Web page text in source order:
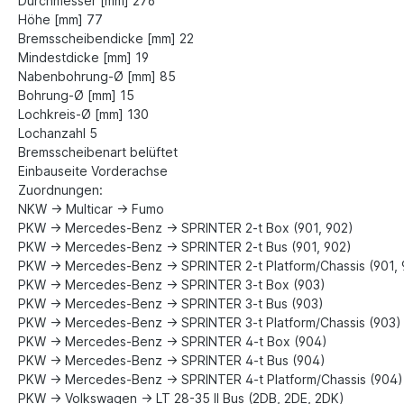
Höhe [mm] 77
Bremsscheibendicke [mm] 22
Mindestdicke [mm] 19
Nabenbohrung-Ø [mm] 85
Bohrung-Ø [mm] 15
Lochkreis-Ø [mm] 130
Lochanzahl 5
Bremsscheibenart belüftet
Einbauseite Vorderachse
Zuordnungen:
NKW -> Multicar -> Fumo
PKW -> Mercedes-Benz -> SPRINTER 2-t Box (901, 902)
PKW -> Mercedes-Benz -> SPRINTER 2-t Bus (901, 902)
PKW -> Mercedes-Benz -> SPRINTER 2-t Platform/Chassis (901,
PKW -> Mercedes-Benz -> SPRINTER 3-t Box (903)
PKW -> Mercedes-Benz -> SPRINTER 3-t Bus (903)
PKW -> Mercedes-Benz -> SPRINTER 3-t Platform/Chassis (903)
PKW -> Mercedes-Benz -> SPRINTER 4-t Box (904)
PKW -> Mercedes-Benz -> SPRINTER 4-t Bus (904)
PKW -> Mercedes-Benz -> SPRINTER 4-t Platform/Chassis (904)
PKW -> Volkswagen -> LT 28-35 II Bus (2DB, 2DE, 2DK)